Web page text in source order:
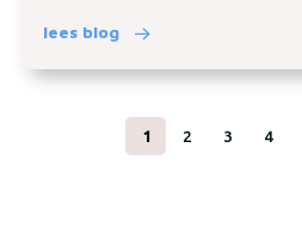
lees blog
1 2 3 4